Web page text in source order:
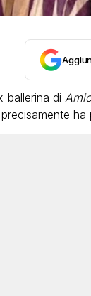
ballerina di